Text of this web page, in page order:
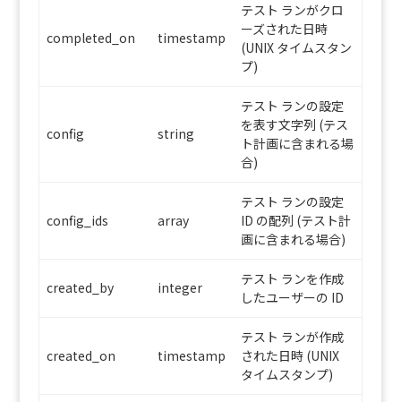
completed_on timestamp
テスト ランがクロ
ーズされた日時
(UNIX タイムスタン
プ)
config string
テスト ランの設定
を表す文字列 (テス
ト計画に含まれる場
合)
config_ids array
テスト ランの設定
ID の配列 (テスト計
画に含まれる場合)
created_by integer
テスト ランを作成
したユーザーの ID
created_on timestamp
テスト ランが作成
された日時 (UNIX
タイムスタンプ)